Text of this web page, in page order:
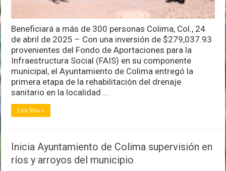
Beneficiará a más de 300 personas Colima, Col., 24
de abril de 2025 – Con una inversión de $279,037.93
provenientes del Fondo de Aportaciones para la
Infraestructura Social (FAIS) en su componente
municipal, el Ayuntamiento de Colima entregó la
primera etapa de la rehabilitación del drenaje
sanitario en la localidad …
Leer Mas »
Inicia Ayuntamiento de Colima supervisión en
ríos y arroyos del municipio